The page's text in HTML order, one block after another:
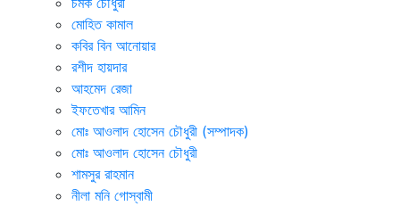
মোহিত কামাল
কবির বিন আনোয়ার
রশীদ হায়দার
আহমেদ রেজা
ইফতেখার আমিন
মোঃ আওলাদ হোসেন চৌধুরী (সম্পাদক)
মোঃ আওলাদ হোসেন চৌধুরী
শামসুর রাহমান
নীলা মনি গোস্বামী